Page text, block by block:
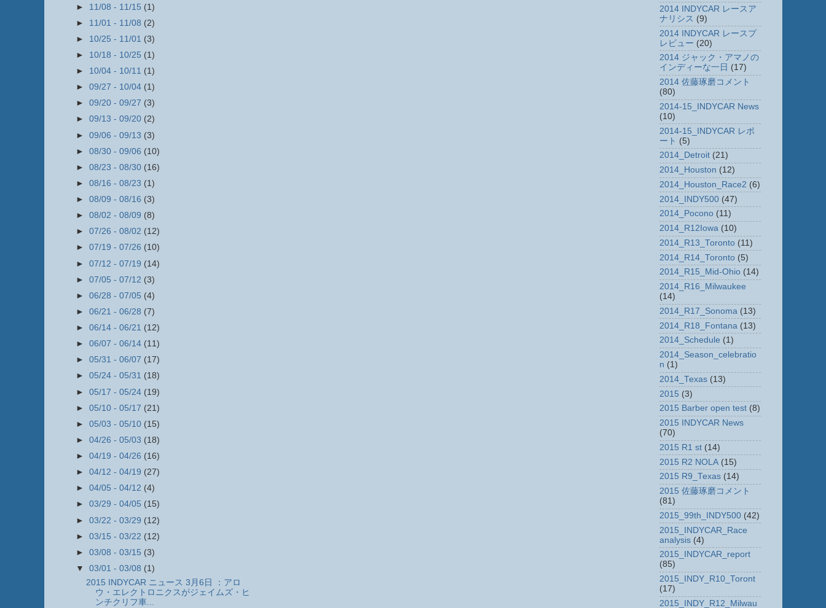
► 11/08 - 11/15 (1)
► 11/01 - 11/08 (2)
► 10/25 - 11/01 (3)
► 10/18 - 10/25 (1)
► 10/04 - 10/11 (1)
► 09/27 - 10/04 (1)
► 09/20 - 09/27 (3)
► 09/13 - 09/20 (2)
► 09/06 - 09/13 (3)
► 08/30 - 09/06 (10)
► 08/23 - 08/30 (16)
► 08/16 - 08/23 (1)
► 08/09 - 08/16 (3)
► 08/02 - 08/09 (8)
► 07/26 - 08/02 (12)
► 07/19 - 07/26 (10)
► 07/12 - 07/19 (14)
► 07/05 - 07/12 (3)
► 06/28 - 07/05 (4)
► 06/21 - 06/28 (7)
► 06/14 - 06/21 (12)
► 06/07 - 06/14 (11)
► 05/31 - 06/07 (17)
► 05/24 - 05/31 (18)
► 05/17 - 05/24 (19)
► 05/10 - 05/17 (21)
► 05/03 - 05/10 (15)
► 04/26 - 05/03 (18)
► 04/19 - 04/26 (16)
► 04/12 - 04/19 (27)
► 04/05 - 04/12 (4)
► 03/29 - 04/05 (15)
► 03/22 - 03/29 (12)
► 03/15 - 03/22 (12)
► 03/08 - 03/15 (3)
▼ 03/01 - 03/08 (1)
2015 INDYCAR ニュース 3月6日 ：アロ
ウ・エレクトロニクスがジェイムズ・ヒ
ンチクリフ車...
2014 INDYCAR レースア
ナリシス (9)
2014 INDYCAR レースプ
レビュー (20)
2014 ジャック・アマノの
インディーな一日 (17)
2014 佐藤琢磨コメント
(80)
2014-15_INDYCAR News
(10)
2014-15_INDYCAR レポ
ート (5)
2014_Detroit (21)
2014_Houston (12)
2014_Houston_Race2 (6)
2014_INDY500 (47)
2014_Pocono (11)
2014_R12Iowa (10)
2014_R13_Toronto (11)
2014_R14_Toronto (5)
2014_R15_Mid-Ohio (14)
2014_R16_Milwaukee
(14)
2014_R17_Sonoma (13)
2014_R18_Fontana (13)
2014_Schedule (1)
2014_Season_celebratio
n (1)
2014_Texas (13)
2015 (3)
2015 Barber open test (8)
2015 INDYCAR News
(70)
2015 R1 st (14)
2015 R2 NOLA (15)
2015 R9_Texas (14)
2015 佐藤琢磨コメント
(81)
2015_99th_INDY500 (42)
2015_INDYCAR_Race
analysis (4)
2015_INDYCAR_report
(85)
2015_INDY_R10_Toront
(17)
2015_INDY_R12_Milwau